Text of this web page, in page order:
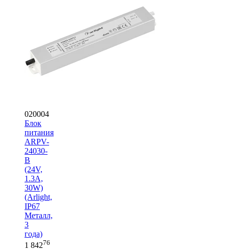
020004
Блок
питания
ARPV-
24030-
B
(24V,
1.3A,
30W)
(Arlight,
IP67
Металл,
3
года)
1 84276